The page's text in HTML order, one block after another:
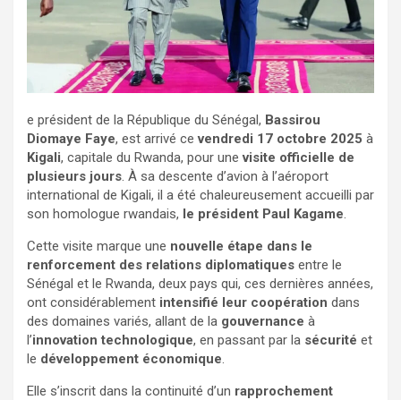
e président de la République du Sénégal, Bassirou
Diomaye Faye, est arrivé cevendredi 17 octobre 2025 à
Kigali, capitale du Rwanda, pour unevisite officielle de
plusieurs jours. À sa descente d’avion à l’aéroport
international de Kigali, il a été chaleureusement accueilli par
son homologue rwandais, le président Paul Kagame.
Cette visite marque une nouvelle étape dans le
renforcement des relations diplomatiques entre le
Sénégal et le Rwanda, deux pays qui, ces dernières années,
ont considérablement intensifié leur coopération dans
des domaines variés, allant de la gouvernance à
l’innovation technologique, en passant par la sécurité et
le développement économique.
Elle s’inscrit dans la continuité d’un rapprochement